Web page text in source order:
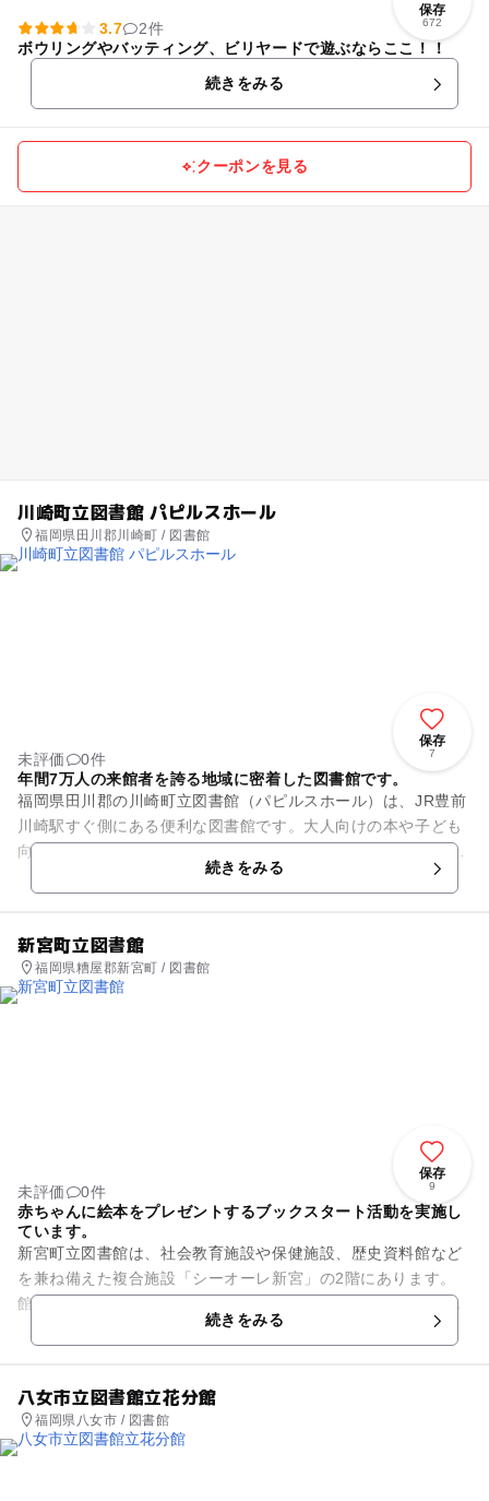
保存
672
3.7
2件
ボウリングやバッティング、ビリヤードで遊ぶならここ！！
続きをみる
クーポンを見る
川崎町立図書館 パピルスホール
福岡県田川郡川崎町 / 図書館
保存
7
未評価
0件
年間7万人の来館者を誇る地域に密着した図書館です。
福岡県田川郡の川崎町立図書館（パピルスホール）は、JR豊前
川崎駅すぐ側にある便利な図書館です。大人向けの本や子ども
向けの本など約60000冊の図書と充実したAV資料を揃えていま
続きをみる
新宮町立図書館
福岡県糟屋郡新宮町 / 図書館
保存
9
未評価
0件
赤ちゃんに絵本をプレゼントするブックスタート活動を実施し
ています。
新宮町立図書館は、社会教育施設や保健施設、歴史資料館など
を兼ね備えた複合施設「シーオーレ新宮」の2階にあります。
館内には、新館や季節に合わせた本を展示している新刊・特設
コーナー、子ども向け図書を...続きをみる
八女市立図書館立花分館
福岡県八女市 / 図書館